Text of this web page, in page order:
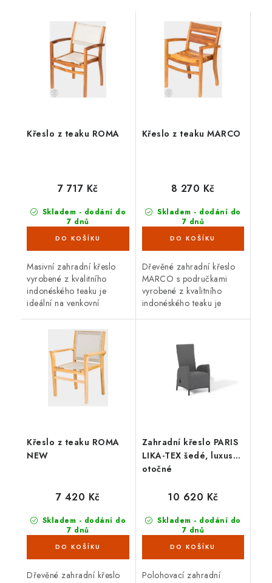
Křeslo z teaku ROMA
Skladem - dodání do
7 dnů
(5 ks)
7 717 Kč
Masivní zahradní křeslo
vyrobené z kvalitního
indonéského teaku je
ideální na venkovní
velice odolné proti vnějším
vlivům, nepříznivé
počasí,...
Křeslo z teaku MARCO
Skladem - dodání do
7 dnů
(6 ks)
8 270 Kč
Dřevěné zahradní křeslo
MARCO s područkami
vyrobené z kvalitního
indonéského teaku je
Křeslo z teaku ROMA
NEW
Skladem - dodání do
7 dnů
(6 ks)
7 420 Kč
Dřevěné zahradní křeslo
Zahradní křeslo PARIS
LIKA-TEX šedé, luxusní,
otočné
Skladem - dodání do
7 dnů
(9 ks)
10 620 Kč
Polohovací zahradní